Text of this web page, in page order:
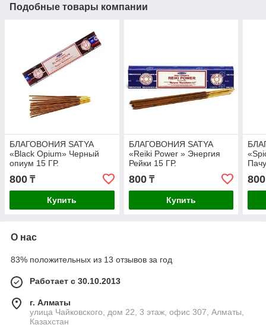
Подобные товары компании
БЛАГОВОНИЯ SATYA
«Black Opium» Черный
опиум 15 ГР.
800 ₸
Купить
БЛАГОВОНИЯ SATYA
«Reiki Power » Энергия
Рейки 15 ГР.
800₸
Купить
800
О нас
83% положительных из 13 отзывов за год
Работает с 30.10.2013
г. Алматы
улица Чайковского, дом 22, 3 этаж, офис 307, Алматы,
Казахстан